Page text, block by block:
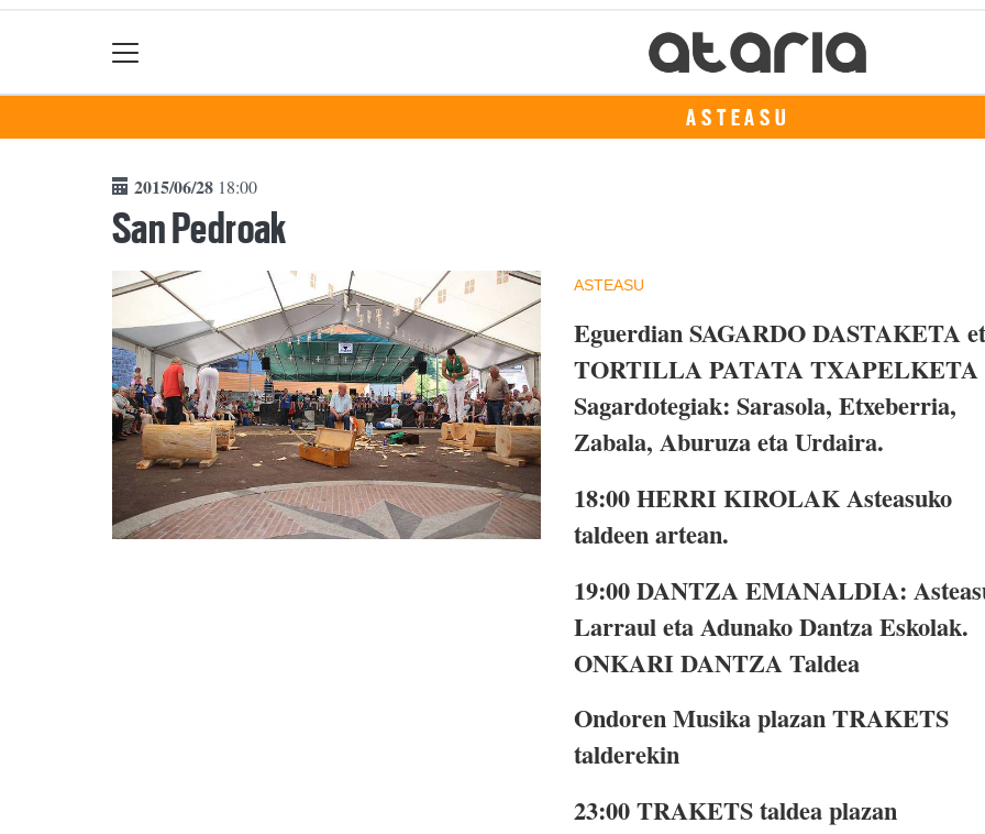
ASTEASU
2015/06/28 18:00
San Pedroak
ASTEASU
EguerdianSAGARDO DASTAKETA
TORTILLA PATATA TXAPELKETA
Sagardotegiak: Sarasola, Etxeberria,
Zabala, Aburuza eta Urdaira.
18:00HERRI KIROLAK Asteasuko
taldeen artean.
19:00DANTZA EMANALDIA:
Larraul eta Adunako Dantza Eskolak.
ONKARI DANTZA Taldea
OndorenMusika plazan TRAKETS
talderekin
23:00TRAKETS taldea plazan